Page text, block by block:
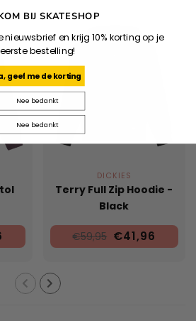
DICKIES
Terry Full Zip Hoodie -
Black
€59,95 €41,96
BIJ SKATESHOP
nieuwsbrief en krijg 10% korting op je
eerste bestelling!
geef me de korting
Nee bedankt
Nee bedankt